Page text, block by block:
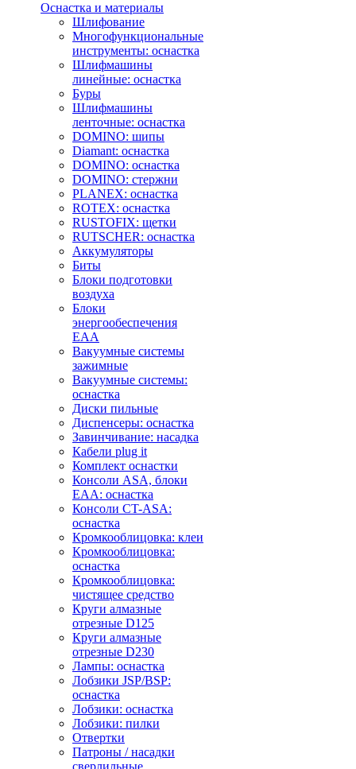
Оснастка и материалы
Шлифование
Многофункциональные
инструменты: оснастка
Шлифмашины
линейные: оснастка
Буры
Шлифмашины
ленточные: оснастка
DOMINO: шипы
Diamant: оснастка
DOMINO: оснастка
DOMINO: стержни
PLANEX: оснастка
ROTEX: оснастка
RUSTOFIX: щетки
RUTSCHER: оснастка
Аккумуляторы
Биты
Блоки подготовки
воздуха
Блоки
энергообеспечения
EAA
Вакуумные системы
зажимные
Вакуумные системы:
оснастка
Диски пильные
Диспенсеры: оснастка
Завинчивание: насадка
Кабели plug it
Комплект оснастки
Консоли ASA, блоки
EAA: оснастка
Консоли CT-ASA:
оснастка
Кромкооблицовка: клеи
Кромкооблицовка:
оснастка
Кромкооблицовка:
чистящее средство
Круги алмазные
отрезные D125
Круги алмазные
отрезные D230
Лампы: оснастка
Лобзики JSP/BSP:
оснастка
Лобзики: оснастка
Лобзики: пилки
Отвертки
Патроны / насадки
сверлильные